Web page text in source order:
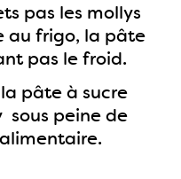
pas les mollys
au frigo, la pâte
pas le froid.
pâte à sucre
peine de